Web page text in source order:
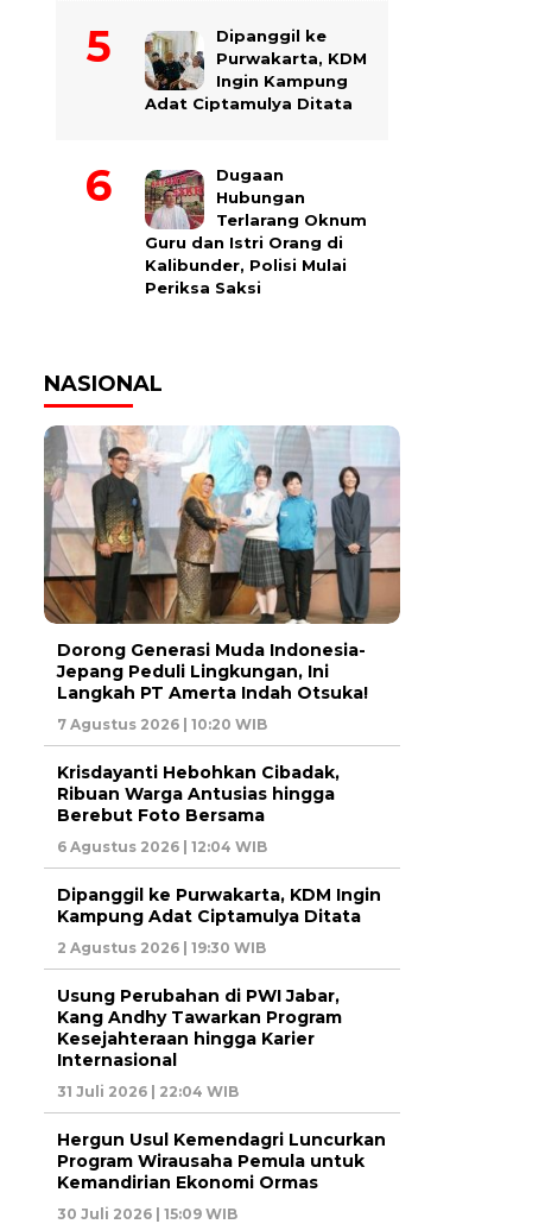
Dipanggil ke
Purwakarta, KDM
Ingin Kampung
Adat Ciptamulya Ditata
Dugaan
Hubungan
Terlarang Oknum
Guru dan Istri Orang di
Kalibunder, Polisi Mulai
Periksa Saksi
NASIONAL
Dorong Generasi Muda Indonesia-
Jepang Peduli Lingkungan, Ini
Langkah PT Amerta Indah Otsuka!
7 Agustus 2026 | 10:20 WIB
Krisdayanti Hebohkan Cibadak,
Ribuan Warga Antusias hingga
Berebut Foto Bersama
6 Agustus 2026 | 12:04 WIB
Dipanggil ke Purwakarta, KDM Ingin
Kampung Adat Ciptamulya Ditata
2 Agustus 2026 | 19:30 WIB
Usung Perubahan di PWI Jabar,
Kang Andhy Tawarkan Program
Kesejahteraan hingga Karier
Internasional
31 Juli 2026 | 22:04 WIB
Hergun Usul Kemendagri Luncurkan
Program Wirausaha Pemula untuk
Kemandirian Ekonomi Ormas
30 Juli 2026 | 15:09 WIB